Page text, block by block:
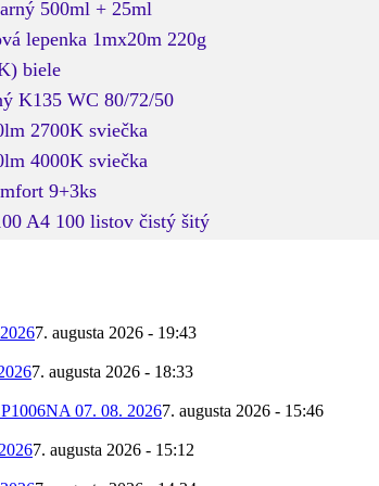
500ml + 25ml
lepenka 1mx20m 220g
biele
K135 WC 80/72/50
2700K sviečka
4000K sviečka
9+3ks
A4 100 listov čistý šitý
7. augusta 2026 - 19:43
7. augusta 2026 - 18:33
07. 08. 20267. augusta 2026 - 15:46
7. augusta 2026 - 15:12